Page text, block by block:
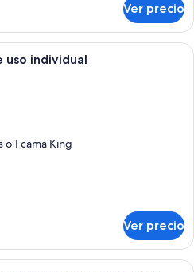
Ver precio
Un dormitorio moderno con una
uso individual
1 cama King
Ver precio
Un dormitorio moderno con una